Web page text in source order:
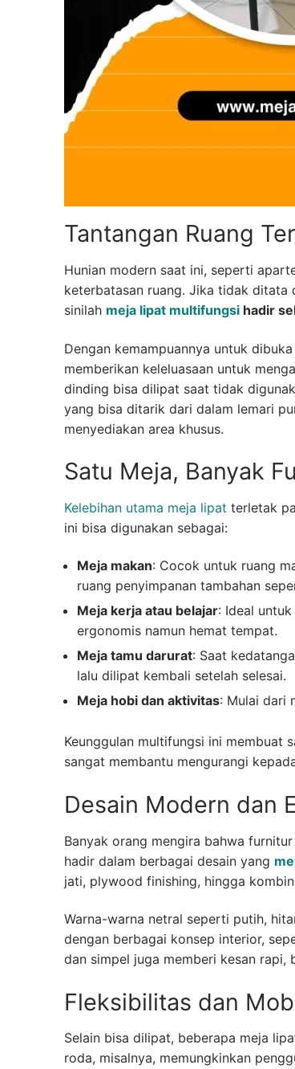
Tantangan Ruang
Hunian modern saat ini, seperti
keterbatasan ruang. Jika tidak ditata
sinilah meja lipat multifungsi hadir
Dengan kemampuannya untuk
memberikan keleluasaan untuk
dinding bisa dilipat saat tidak
yang bisa ditarik dari dalam lemari
menyediakan area khusus.
Satu Meja, Banyak
Kelebihan utama meja lipat terletak
ini bisa digunakan sebagai:
Meja makan: Cocok untuk ruang
ruang penyimpanan tambahan
Meja kerja atau belajar: Ideal
ergonomis namun hemat tempat.
Meja tamu darurat: Saat
lalu dilipat kembali setelah selesai.
Meja hobi dan aktivitas: Mulai dari
Keunggulan multifungsi ini membuat
sangat membantu mengurangi
Desain Modern dan
Banyak orang mengira bahwa
hadir dalam berbagai desain yang
jati, plywood finishing, hingga
Warna-warna netral seperti putih,
dengan berbagai konsep interior,
dan simpel juga memberi kesan
Fleksibilitas dan
Selain bisa dilipat, beberapa meja
roda, misalnya, memungkinkan